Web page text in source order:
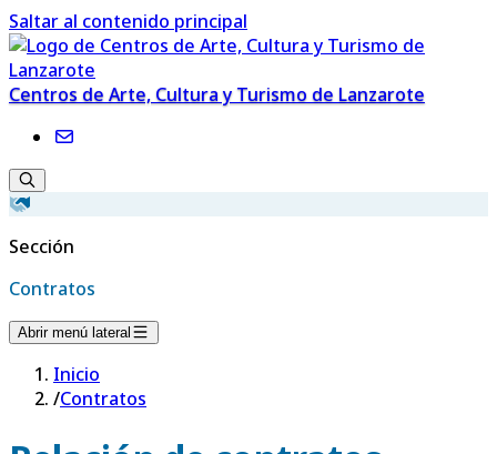
Saltar al contenido principal
Centros de Arte, Cultura y Turismo de Lanzarote
Sección
Contratos
Abrir menú lateral
Inicio
/Contratos